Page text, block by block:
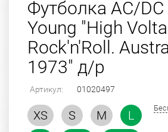
Футболка AC/
Young "High
Rock'n'Roll.
1973" д/р
Артикул: 01020497
XS S M
L